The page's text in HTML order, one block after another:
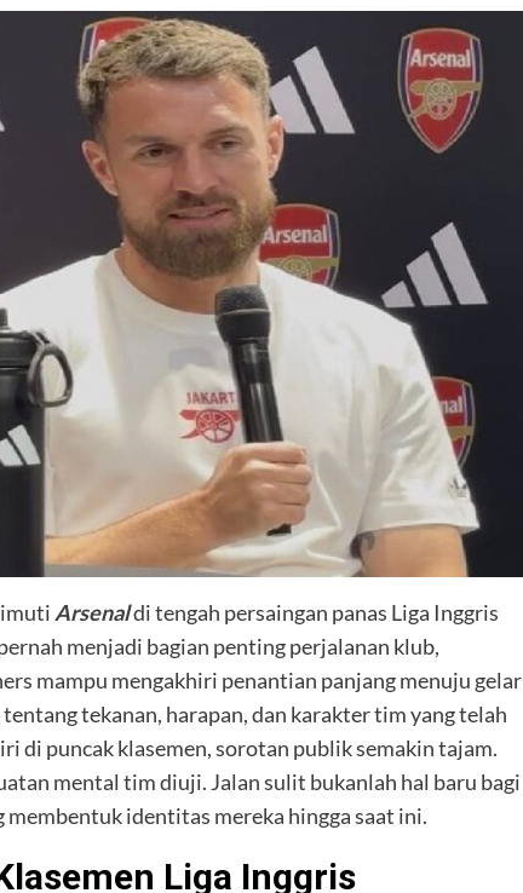
Arsenaldi tengah persaingan panas Liga Inggris
menjadi bagian penting perjalanan klub,
mampu mengakhiri penantian panjang menuju gelar
tekanan, harapan, dan karakter tim yang telah
di puncak klasemen, sorotan publik semakin tajam.
mental tim diuji. Jalan sulit bukanlah hal baru bagi
identitas mereka hingga saat ini.
Liga Inggris